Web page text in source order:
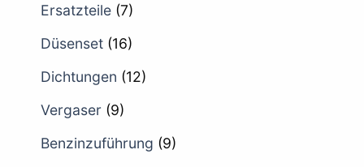
Ersatzteile (7)
Düsenset (16)
Dichtungen (12)
Vergaser (9)
Benzinzuführung (9)